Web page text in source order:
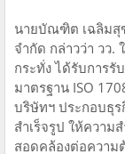
นายบัณฑิต เฉลิมสุ
จำกัด กล่าวว่า วว
กระทั่ง ได้รับการ
มาตรฐาน ISO
บริษัทฯ ประกอบธุ
สำเร็จรูป ให้ควา
สอดคล้องต่อความ